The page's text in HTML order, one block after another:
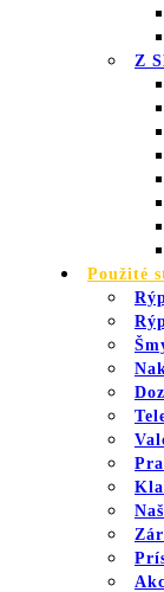
Z
Použité